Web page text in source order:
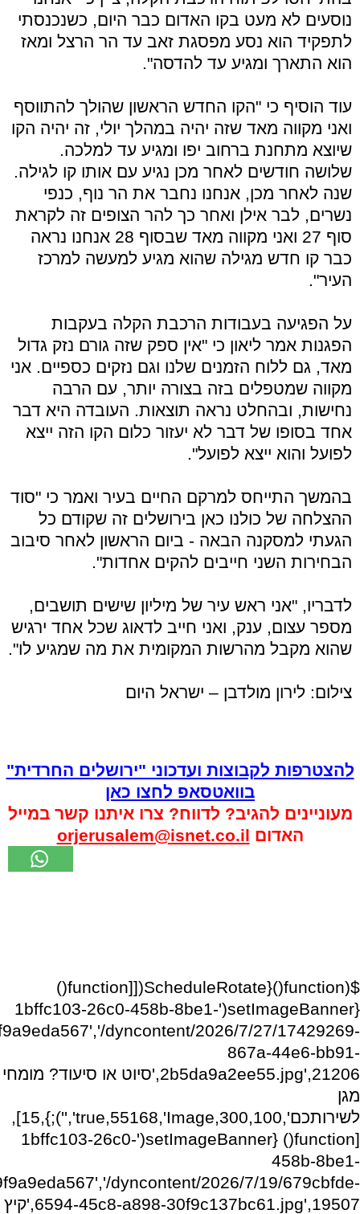
נוסעים לא מעט בקו האדום כבר היום, כשנכנסתי
לתפקיד הוא נסע מפסגת זאב עד הר הרצל ומאז
הוא התארך ומגיע עד להדסה".
עוד הוסיף כי "הקו החדש הראשון שהולך להתווסף
ואני מקווה מאד שזה יהיה במהלך יולי, זה יהיה הקו
שיוצא מתחנת ברחוב יפו ומגיע עד למלכה.
שלושה חודשים לאחר מכן נגיע עם אותו קו לגילה.
שנה לאחר מכן, אנחנו נחבר את הר נוף, כנפי
נשרים, לבר אילן ואחר כך להר הצופים זה לקראת
סוף 27 ואני מקווה מאד שבסוף 28 אנחנו נראה
כבר קו חדש מגילה שהוא מגיע למעשה למרכז
העיר".
על הפגיעה בעבודות הרכבת הקלה בעקבות
הפגנות אמר ליאון כי "אין ספק שזה גורם נזק גדול
מאד, גם ללוח הזמנים שלנו וגם נזקים כספיים. אני
מקווה שמטפלים בזה בצורה יותר, עם הרבה
נחישות, ובהחלט נראה תוצאות. העובדה היא דבר
אחד בסופו של דבר לא יעזור כלום הקו הזה ייצא
לפועל והוא ייצא לפועל".
בהמשך התייחס למרקם החיים בעיר ואמר כי "סוד
ההצלחה של כולנו כאן בירושלים זה שקודם כל
הגעתי למסקנה הבאה - ביום הראשון לאחר סיבוב
הבחירות השני חייבים להקים אחדות".
לדבריו, "אני ראש עיר של מיליון שישים תושבים,
מספר עצום, ענק, ואני חייב לדאוג שכל אחד ירגיש
שהוא מקבל מהרשות המקומית את מה שמגיע לו".
צילום: לירון מולדבן – ישראל היום
להצטרפות לקבוצות ועדכוני "ירושלים החרדית"
בוואטסאפ לחצו כאן
מעוניינים להגיב? לדווח? צרו איתנו קשר במייל
האדום orjerusalem@isnet.co.il
$(function(){ScheduleRotate([[function()
{setImageBanner('1bffc103-26c0-458b-8be1-
dyncontent/2026/7/27/17429269-
867a-44e6-bb91-
2b5da9a2ee55.jpg',21206,'סיוט או סיעוד? מומחי
מגן
לשירותכם',300,100,true,55168,'Image','');},15],
[function() {setImageBanner('1bffc103-26c0-
458b-8be1-
dyncontent/2026/7/19/679cbfde-
6594-45c8-a898-30f9c137bc61.jpg',19507,'קיץ